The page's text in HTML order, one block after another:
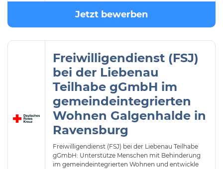
Jetzt bewerben
Freiwilligendienst (FSJ)
bei der Liebenau
Teilhabe gGmbH im
gemeindeintegrierten
Wohnen Galgenhalde in
Ravensburg
Freiwilligendienst (FSJ) bei der Liebenau Teilhabe
gGmbH: Unterstütze Menschen mit Behinderung
im gemeindeintegrierten Wohnen und entwickle